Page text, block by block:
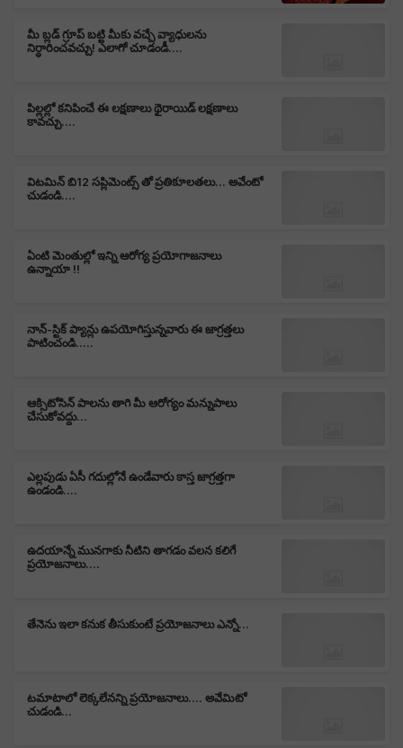
మీ బ్లడ్ గ్రూప్ బట్టి మీకు వచ్చే వ్యాధులను
నిర్ధారించవచ్చు! ఎలాగో చూడండీ....
పిల్లల్లో కనిపించే ఈ లక్షణాలు థైరాయిడ్ లక్షణాలు
కావచ్చు....
విటమిన్ బి12 సప్లిమెంట్స్ తో ప్రతికూలతలు... అవేంటో
చుడండి....
ఏంటి మెంతుల్లో ఇన్ని ఆరోగ్య ప్రయోగాజనాలు
ఉన్నాయా !!
నాన్-స్టిక్ ప్యాన్లు ఉపయోగిస్తున్నవారు ఈ జాగ్రత్తలు
పాటించండి.....
ఆక్సిటోసిన్ పాలను తాగి మీ ఆరోగ్యం మన్నుపాలు
చేసుకోవద్దు...
ఎల్లపుడు ఏసీ గదుల్లోనే ఉండేవారు కాస్త జాగ్రత్తగా
ఉండండి....
ఉదయాన్నే మునగాకు నీటిని తాగడం వలన కలిగే
ప్రయోజనాలు....
తేనెను ఇలా కనుక తీసుకుంటే ప్రయోజనాలు ఎన్నో...
టమాటాలో లెక్కలేనన్ని ప్రయోజనాలు.... అవేమిటో
చుడండి...